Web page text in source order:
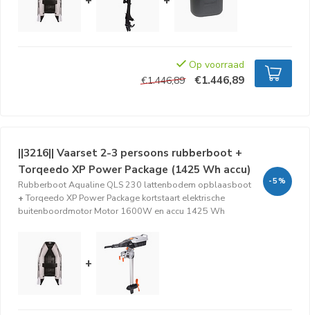
Op voorraad
€1.446,89
€1.446,89
||3216|| Vaarset 2-3 persoons rubberboot +
Torqeedo XP Power Package (1425 Wh accu)
Rubberboot Aqualine QLS 230 lattenbodem opblaasboot
+ Torqeedo XP Power Package kortstaart elektrische
buitenboordmotor Motor 1600W en accu 1425 Wh
-5%
+